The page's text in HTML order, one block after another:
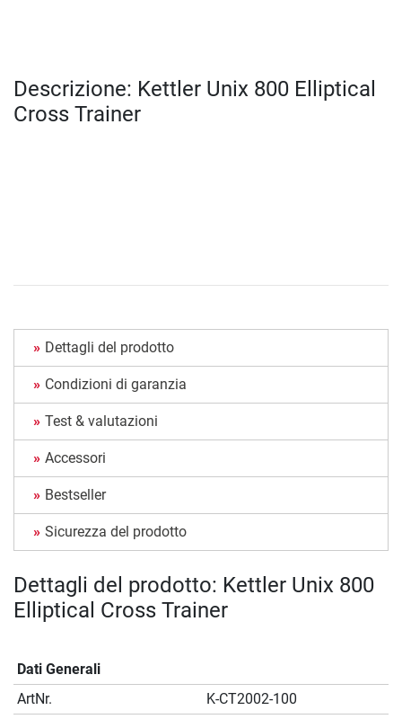
Descrizione: Kettler Unix 800 Elliptical
Cross Trainer
Dettagli del prodotto
Condizioni di garanzia
Test & valutazioni
Accessori
Bestseller
Sicurezza del prodotto
Dettagli del prodotto: Kettler Unix 800
Elliptical Cross Trainer
Dati Generali
ArtNr.
K-CT2002-100